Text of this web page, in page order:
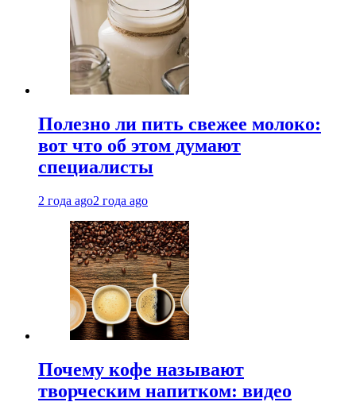
Полезно ли пить свежее молоко:
вот что об этом думают
специалисты
2 года ago2 года ago
Почему кофе называют
творческим напитком: видео